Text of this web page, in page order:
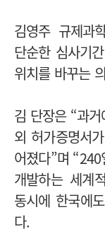
김영주 규제과
단순한 심사기
위치를 바꾸는
김 단장은 “과
외 허가증명서
어졌다”며
개발하는 세계
동시에 한국에
다.